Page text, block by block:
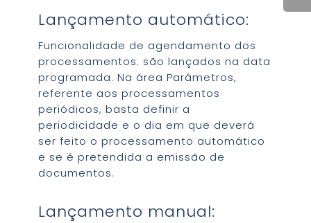
Lançamento automático:
Funcionalidade de agendamento dos
processamentos: são lançados na data
programada. Na área Parâmetros,
referente aos processamentos
periódicos, basta definir a
periodicidade e o dia em que deverá
ser feito o processamento automático
e se é pretendida a emissão de
documentos.
Lançamento manual: